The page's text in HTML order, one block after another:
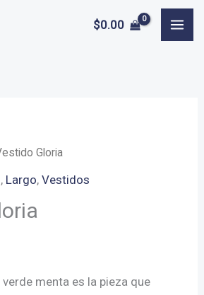
$0.00
Gloria
, Largo,Vestidos
menta es la pieza que